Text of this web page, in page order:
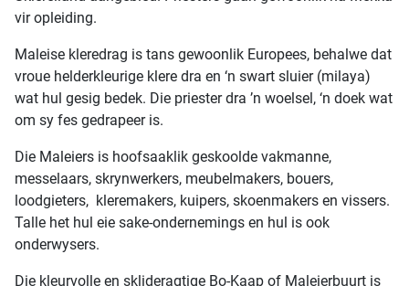
vir opleiding.
Maleise kleredrag is tans gewoonlik Europees, behalwe dat
vroue helderkleurige klere dra en ‘n swart sluier (milaya)
wat hul gesig bedek. Die priester dra ’n woelsel, ‘n doek wat
om sy fes gedrapeer is.
Die Maleiers is hoofsaaklik geskoolde vakmanne,
messelaars, skrynwerkers, meubelmakers, bouers,
loodgieters, kleremakers, kuipers, skoenmakers en vissers.
Talle het hul eie sake-ondernemings en hul is ook
onderwysers.
Die kleurvolle en sklideragtige Bo-Kaap of Maleierbuurt is